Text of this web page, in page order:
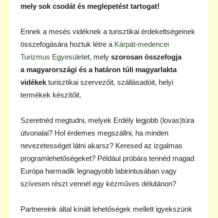
mely sok csodát és meglepetést tartogat!
Ennek a mesés vidéknek a turisztikai érdekeltségeinek
összefogására hoztuk létre a Kárpát-medencei
Turizmus Egyesületet, mely szorosan összefogja
a magyarországi és a határon túli magyarlakta
vidékek turisztikai szervezőit, szállásadóit, helyi
termékek készítőit.
Szeretnéd megtudni, melyek Erdély legjobb (lovas)túra
útvonalai? Hol érdemes megszállni, ha minden
nevezetességet látni akarsz? Keresed az izgalmas
programlehetőségeket? Például próbára tennéd magad
Európa harmadik legnagyobb labirintusában vagy
szívesen részt vennél egy kézműves délutánon?
Partnereink által kínált lehetőségek mellett igyekszünk